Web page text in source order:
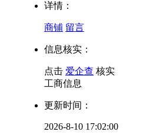
详情：
商铺 留言
信息核实：
点击 爱企查 核实
工商信息
更新时间：
2026-8-10 17:02:00